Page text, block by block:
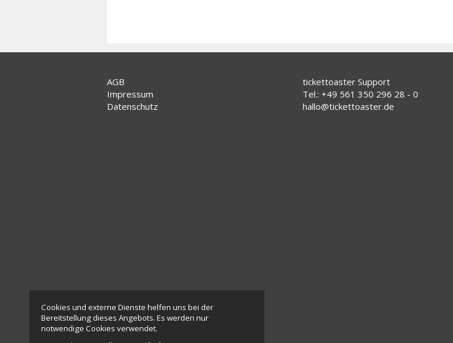
AGB
Impressum
Datenschutz
tickettoaster Support
Tel.: +49 561 350 296 28 - 0
hallo@tickettoaster.de
Cookies und externe Dienste helfen uns bei der
Bereitstellung dieses Angebots. Es werden nur
notwendige Cookies verwendet.